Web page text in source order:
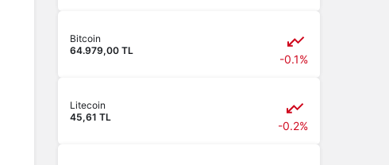
Bitcoin
64.979,00 TL
-0.1%
Litecoin
45,61 TL
-0.2%